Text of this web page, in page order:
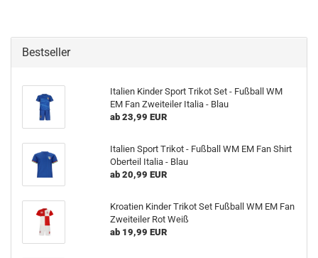
Bestseller
Italien Kinder Sport Trikot Set - Fußball WM
EM Fan Zweiteiler Italia - Blau
ab 23,99 EUR
Italien Sport Trikot - Fußball WM EM Fan Shirt
Oberteil Italia - Blau
ab 20,99 EUR
Kroatien Kinder Trikot Set Fußball WM EM Fan
Zweiteiler Rot Weiß
ab 19,99 EUR